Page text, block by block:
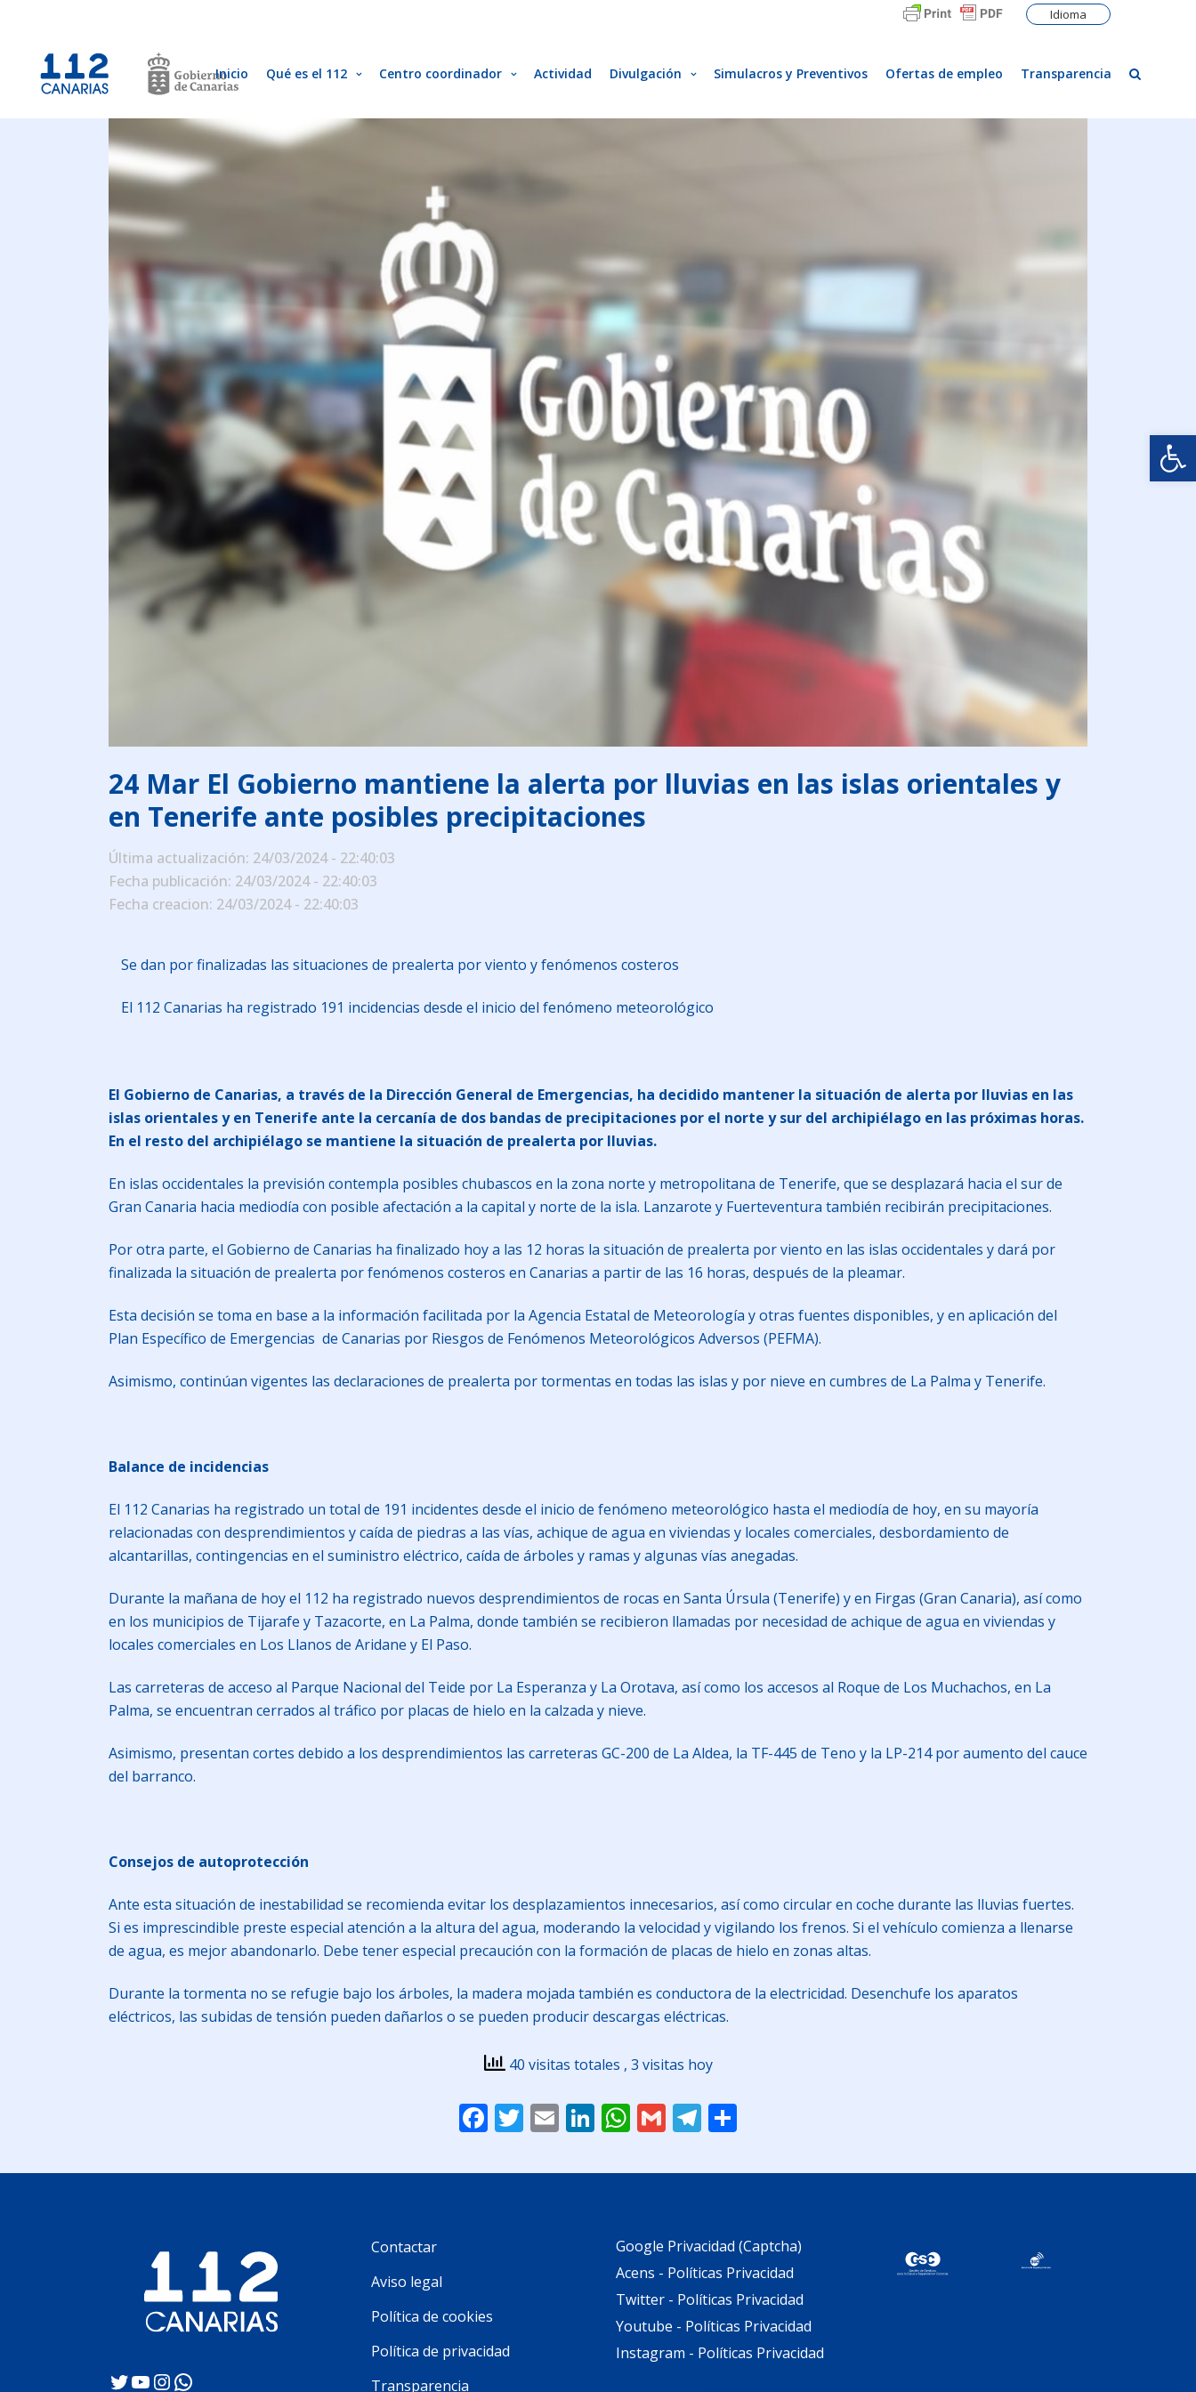
Idioma
Inicio Qué es el 112 Centro coordinador Actividad Divulgación Simulacros y Preventivos Ofertas de empleo Transparencia
24 Mar El Gobierno mantiene la alerta por lluvias en las islas orientales y
en Tenerife ante posibles precipitaciones
Última actualización: 24/03/2024 - 22:40:03
Fecha publicación: 24/03/2024 - 22:40:03
Fecha creacion: 24/03/2024 - 22:40:03
Se dan por finalizadas las situaciones de prealerta por viento y fenómenos costeros
El 112 Canarias ha registrado 191 incidencias desde el inicio del fenómeno meteorológico
El Gobierno de Canarias, a través de la Dirección General de Emergencias, ha decidido mantener la situación de alerta por lluvias en las
islas orientales y en Tenerife ante la cercanía de dos bandas de precipitaciones por el norte y sur del archipiélago en las próximas horas.
En el resto del archipiélago se mantiene la situación de prealerta por lluvias.
En islas occidentales la previsión contempla posibles chubascos en la zona norte y metropolitana de Tenerife, que se desplazará hacia el sur de
Gran Canaria hacia mediodía con posible afectación a la capital y norte de la isla. Lanzarote y Fuerteventura también recibirán precipitaciones.
Por otra parte, el Gobierno de Canarias ha finalizado hoy a las 12 horas la situación de prealerta por viento en las islas occidentales y dará por
finalizada la situación de prealerta por fenómenos costeros en Canarias a partir de las 16 horas, después de la pleamar.
Esta decisión se toma en base a la información facilitada por la Agencia Estatal de Meteorología y otras fuentes disponibles, y en aplicación del
Plan Específico de Emergencias de Canarias por Riesgos de Fenómenos Meteorológicos Adversos (PEFMA).
Asimismo, continúan vigentes las declaraciones de prealerta por tormentas en todas las islas y por nieve en cumbres de La Palma y Tenerife.
Balance de incidencias
El 112 Canarias ha registrado un total de 191 incidentes desde el inicio de fenómeno meteorológico hasta el mediodía de hoy, en su mayoría
relacionadas con desprendimientos y caída de piedras a las vías, achique de agua en viviendas y locales comerciales, desbordamiento de
alcantarillas, contingencias en el suministro eléctrico, caída de árboles y ramas y algunas vías anegadas.
Durante la mañana de hoy el 112 ha registrado nuevos desprendimientos de rocas en Santa Úrsula (Tenerife) y en Firgas (Gran Canaria), así como
en los municipios de Tijarafe y Tazacorte, en La Palma, donde también se recibieron llamadas por necesidad de achique de agua en viviendas y
locales comerciales en Los Llanos de Aridane y El Paso.
Las carreteras de acceso al Parque Nacional del Teide por La Esperanza y La Orotava, así como los accesos al Roque de Los Muchachos, en La
Palma, se encuentran cerrados al tráfico por placas de hielo en la calzada y nieve.
Asimismo, presentan cortes debido a los desprendimientos las carreteras GC-200 de La Aldea, la TF-445 de Teno y la LP-214 por aumento del cauce
del barranco.
Consejos de autoprotección
Ante esta situación de inestabilidad se recomienda evitar los desplazamientos innecesarios, así como circular en coche durante las lluvias fuertes.
Si es imprescindible preste especial atención a la altura del agua, moderando la velocidad y vigilando los frenos. Si el vehículo comienza a llenarse
de agua, es mejor abandonarlo. Debe tener especial precaución con la formación de placas de hielo en zonas altas.
Durante la tormenta no se refugie bajo los árboles, la madera mojada también es conductora de la electricidad. Desenchufe los aparatos
eléctricos, las subidas de tensión pueden dañarlos o se pueden producir descargas eléctricas.
40 visitas totales , 3 visitas hoy
Facebook
Twitter
EmailLinkedIn
WhatsApp
GmailTelegram
Twitter
YouTube
Instagram
WhatsApp
Contactar
Aviso legal
Política de cookies
Política de privacidad
Transparencia
Google Privacidad (Captcha)
Acens - Políticas Privacidad
Twitter - Políticas Privacidad
Youtube - Políticas Privacidad
Instagram - Políticas Privacidad